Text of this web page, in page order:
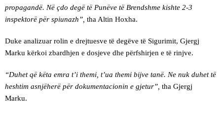
propagandë. Në çdo degë të Punëve të Brendshme kishte 2-3
inspektorë për spiunazh”, tha Altin Hoxha.
Duke analizuar rolin e drejtuesve të degëve të Sigurimit, Gjergj
Marku kërkoi zbardhjen e dosjeve dhe përfshirjen e të rinjve.
“Duhet që këta emra t’i themi, t’ua themi bijve tanë. Ne nuk duhet të
heshtim asnjëherë për dokumentacionin e gjetur”, tha Gjergj
Marku.